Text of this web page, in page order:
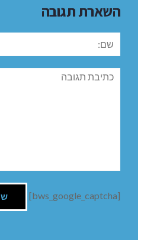
השארת תגובה
שם:
תגובה
[bws_google_captcha]